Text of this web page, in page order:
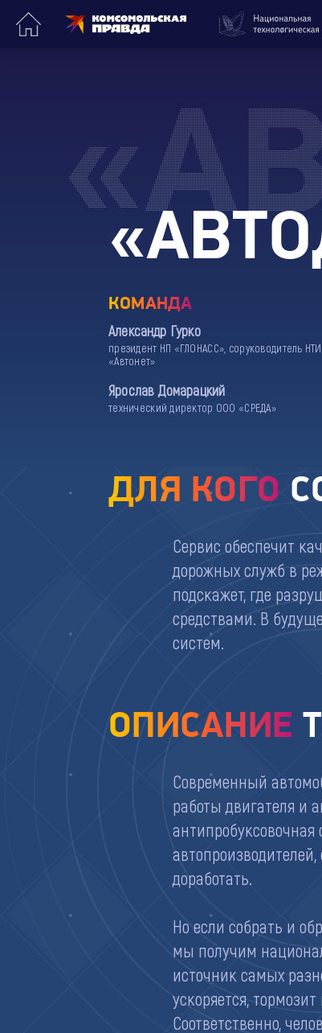
КОМАНДА
Александр Гурко
президент НП «ГЛОНАСС», соруководитель НТИ
«Автонет»
Ярослав Домарацкий
технический директор ООО «СРЕДА»
ДЛЯ КОГО
Сервис обеспечит
дорожных служб в
подскажет, где
средствами. В
систем.
ОПИСАНИЕ
Современный
работы двигателя и
доработать.
Но если собрать и
мы получим
источник самых
ускоряется,
Соответственно,